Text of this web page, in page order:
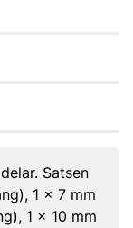
Satsen
1 x 7 mm
1 x 10 mm